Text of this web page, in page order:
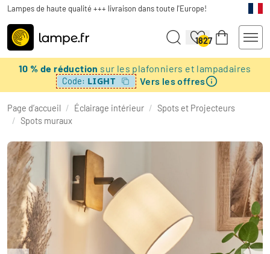
Lampes de haute qualité +++ livraison dans toute l'Europe!
1827
10 % de réduction sur les plafonniers et lampadaires
Code: LIGHT Vers les offres
Page d’accueil / Éclairage intérieur / Spots et Projecteurs
/ Spots muraux